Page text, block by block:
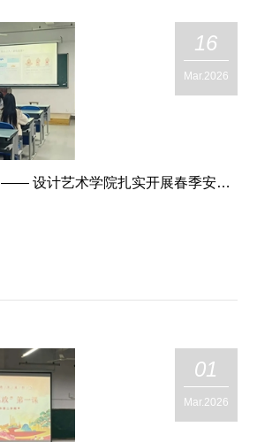
16
Mar.2026
筑防春日 护航成长 —— 设计艺术学院扎实开展春季安全卫生主题班会
01
Mar.2026